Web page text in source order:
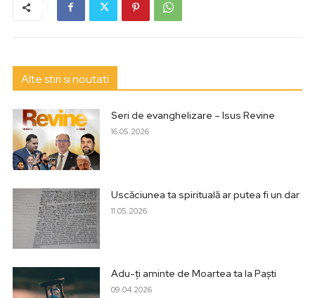
Alte stiri si noutati
Seri de evanghelizare – Isus Revine
16.05.2026
Uscăciunea ta spirituală ar putea fi un dar
11.05.2026
Adu-ți aminte de Moartea ta la Paști
09.04.2026